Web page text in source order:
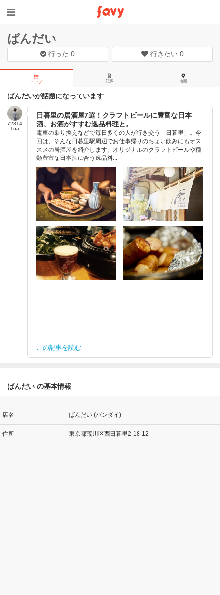
ばんだい
行った0 行きたい 0
トップ 記事 地図
ばんだいが話題になっています
72314
1na
日暮里の居酒屋7選！クラフトビールに豊富な日本
酒、お酒がすすむ逸品料理と。
電車の乗り換えなどで毎日多くの人が行き交う「日暮里」。今
回は、そんな日暮里駅周辺でお仕事帰りのちょい飲みにもオス
スメの居酒屋を紹介します。オリジナルのクラフトビールや種
類豊富な日本酒に合う逸品料...
この記事を読む
ばんだい の基本情報
店名 ばんだい (バンダイ)
住所 東京都荒川区西日暮里2-18-12